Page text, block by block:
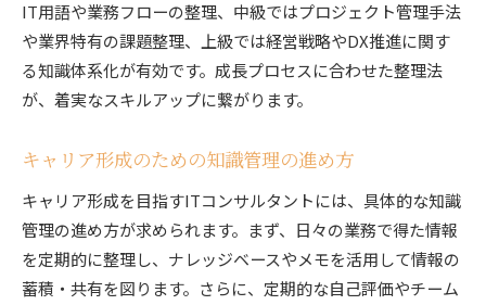
IT用語や業務フローの整理、中級ではプロジェクト管理手法
や業界特有の課題整理、上級では経営戦略やDX推進に関す
る知識体系化が有効です。成長プロセスに合わせた整理法
が、着実なスキルアップに繋がります。
キャリア形成のための知識管理の進め方
キャリア形成を目指すITコンサルタントには、具体的な知識
管理の進め方が求められます。まず、日々の業務で得た情報
を定期的に整理し、ナレッジベースやメモを活用して情報の
蓄積・共有を図ります。さらに、定期的な自己評価やチーム